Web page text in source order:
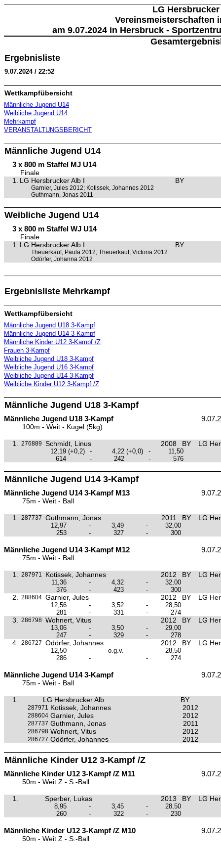
LG
Vereinsmeisterschaften
am 9.07.2024 in Hersbruck -
Ergebnisliste
9.07.2024 / 22:52
Wettkampfübersicht
Männliche Jugend U14
Weibliche Jugend U14
Mehrkampf
VERANSTALTUNGSBERICHT
Männliche Jugend U14
3 x 800 m Staffel MJ U14
Finale
1.
LG Hersbrucker Alb I BY
Garnier, Jules 2012; Kotissek, Johannes 2012
Guthmann, Jonas 2011
Weibliche Jugend U14
3 x 800 m Staffel WJ U14
Finale
1.
LG Hersbrucker Alb I BY
Theuerkauf, Paula 2012; Theuerkauf, Victoria 2012
Odörfer, Johanna 2012
Ergebnisliste Mehrkampf
Wettkampfübersicht
Männliche Jugend U18 3-Kampf
Männliche Jugend U14 3-Kampf
Männliche Kinder U12 3-Kampf /Z
Frauen 3-Kampf
Weibliche Jugend U18 3-Kampf
Weibliche Jugend U16 3-Kampf
Weibliche Jugend U14 3-Kampf
Weibliche Kinder U12 3-Kampf /Z
Männliche Jugend U18 3-Kampf
Männliche Jugend U18 3-Kampf
100m - Weit - Kugel (5kg)
1. 276889 Schmidt, Linus 2008 BY LG
12,19 (+0,2) - 4,22 (+0,0) -
11,50
614
- 242 - 576
Männliche Jugend U14 3-Kampf
Männliche Jugend U14 3-Kampf M13
75m - Weit - Ball
1. 287737 Guthmann, Jonas 2011 BY LG
12,97 - 3,49 -
32,00
253
- 327 - 300
Männliche Jugend U14 3-Kampf M12
75m - Weit - Ball
1. 287971 Kotissek, Johannes 2012 BY LG
11,36 - 4,32 -
32,00
376
- 423 - 300
2. 288604 Garnier, Jules 2012 BY LG
12,56 - 3,52 -
28,50
281
- 331 - 274
3. 286798 Wohnert, Vitus 2012 BY LG
13,06 - 3,50 -
29,00
247
- 329 - 278
4. 286727 Odörfer, Johannes 2012 BY LG
12,50 - o.g.v. -
28,50
286
- - 274
Männliche Jugend U14 3-Kampf
75m - Weit - Ball
1. LG Hersbrucker Alb BY
287971 Kotissek, Johannes 2012
288604 Garnier, Jules 2012
287737 Guthmann, Jonas 2011
286798 Wohnert, Vitus 2012
286727 Odörfer, Johannes 2012
Männliche Kinder U12 3-Kampf /Z
Männliche Kinder U12 3-Kampf /Z M11
50m - Weit Z - S.-Ball
1. Sperber, Lukas 2013 BY LG
8,95 - 3,45 -
28,50
260
- 322 - 230
Männliche Kinder U12 3-Kampf /Z M10
50m - Weit Z - S.-Ball